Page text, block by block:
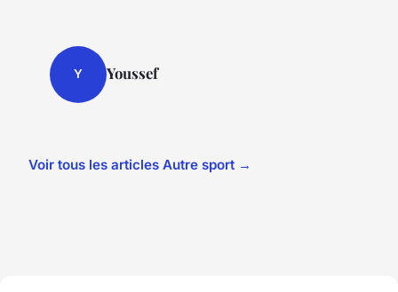
Y Youssef
Voir tous les articles Autre sport →